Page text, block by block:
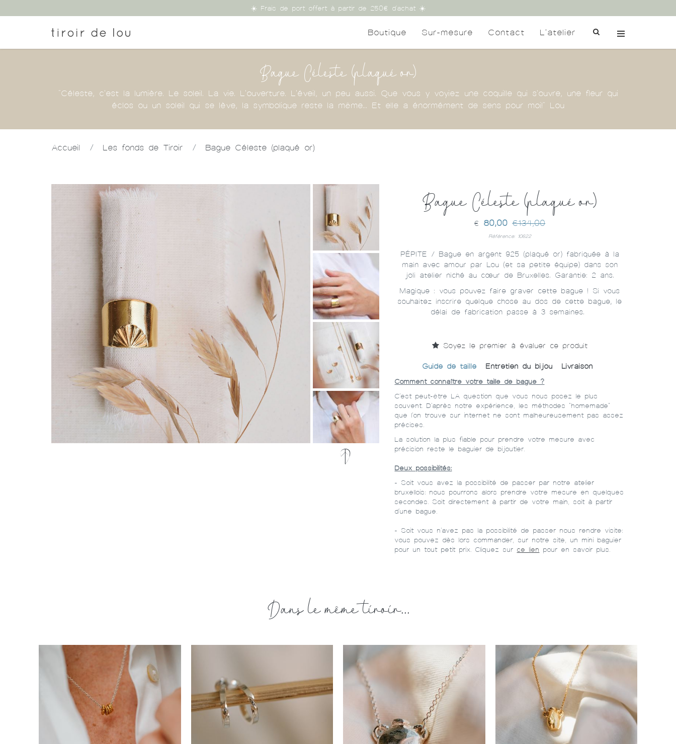
☀️ Frais de port offert à partir de 250€ d'achat ☀️
Boutique Sur-mesure Contact L'atelier
Bague Céleste (plaqué or)
"Céleste, c'est la lumière. Le soleil. La vie. L'ouverture. L'éveil, un peu aussi. Que vous y voyiez une coquille qui s'ouvre, une fleur qui
éclos ou un soleil qui se lève, la symbolique reste la même... Et elle a énormément de sens pour moi!" Lou
Accueil / Les fonds de Tiroir / Bague Céleste (plaqué or)
Bague Céleste (plaqué or)
€ 80,00€134,00
Référence: 10622
PÉPITE / Bague en argent 925 (plaqué or) fabriquée à la
main avec amour par Lou (et sa petite équipe) dans son
joli atelier niché au cœur de Bruxelles. Garantie: 2 ans.
Magique : vous pouvez faire graver cette bague ! Si vous
souhaitez inscrire quelque chose au dos de cette bague, le
délai de fabrication passe à 3 semaines.
Soyez le premier à évaluer ce produit
Guide de taille Entretien du bijou Livraison
Comment connaître votre taille de bague ?
C'est peut-être LA question que vous nous posez le plus
souvent. D'après notre expérience, les méthodes "homemade"
que l'on trouve sur internet ne sont malheureusement pas assez
précises.
La solution la plus fiable pour prendre votre mesure avec
précision reste le baguier de bijoutier.
Deux possibilités:
- Soit vous avez la possibilité de passer par notre atelier
bruxellois: nous pourrons alors prendre votre mesure en quelques
secondes. Soit directement à partir de votre main, soit à partir
d'une bague.
- Soit vous n'avez pas la possibilité de passer nous rendre visite:
vous pouvez dès lors commander, sur notre site, un mini baguier
pour un tout petit prix. Cliquez sur ce lien pour en savoir plus.
Dans le même tiroir...